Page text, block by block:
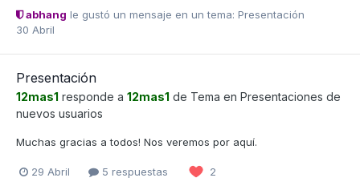
abhang le gustó un mensaje en un tema: Presentación
30 Abril
Presentación
12mas1 responde a 12mas1 de Tema en Presentaciones de
nuevos usuarios
Muchas gracias a todos! Nos veremos por aquí.
29 Abril 5 respuestas 2